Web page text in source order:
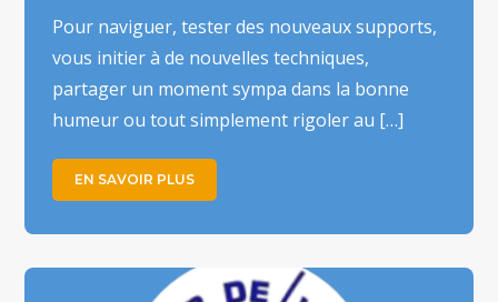
Pour naviguer, tester des nouveaux supports,
vous initier à de nouvelles techniques,
partager un moment sympa dans la bonne
humeur ou tout simplement rigoler au […]
EN SAVOIR PLUS